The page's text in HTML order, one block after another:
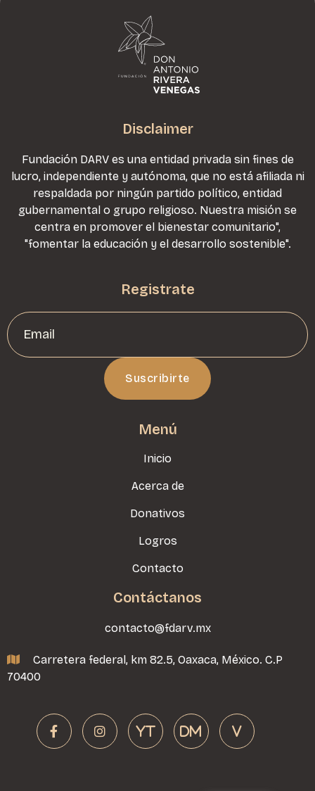
Disclaimer
Fundación DARV es una entidad privada sin fines de
lucro, independiente y autónoma, que no está afiliada ni
respaldada por ningún partido político, entidad
gubernamental o grupo religioso. Nuestra misión se
centra en promover el bienestar comunitario",
"fomentar la educación y el desarrollo sostenible".
Registrate
Menú
Inicio
Acerca de
Donativos
Logros
Contacto
Contáctanos
contacto@fdarv.mx

Carretera federal, km 82.5, Oaxaca, México. C.P
70400
  YT DM v